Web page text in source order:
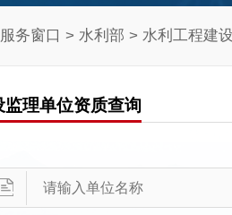
务窗口 > 水利部 > 水利工程建
理单位资质查询